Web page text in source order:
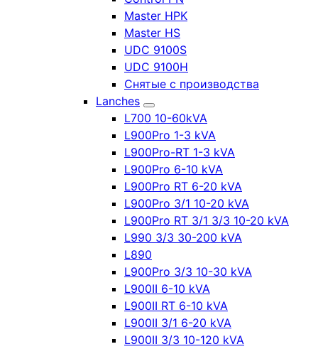
Master HPK
Master HS
UDC 9100S
UDC 9100H
Снятые с производства
Lanches
L700 10-60kVA
L900Pro 1-3 kVA
L900Pro-RT 1-3 kVA
L900Pro 6-10 kVA
L900Pro RT 6-20 kVA
L900Pro 3/1 10-20 kVA
L900Pro RT 3/1 3/3 10-20 kVA
L990 3/3 30-200 kVA
L890
L900Pro 3/3 10-30 kVA
L900II 6-10 kVA
L900II RT 6-10 kVA
L900II 3/1 6-20 kVA
L900II 3/3 10-120 kVA